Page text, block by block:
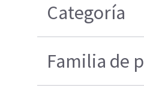
Categoría
Familia de